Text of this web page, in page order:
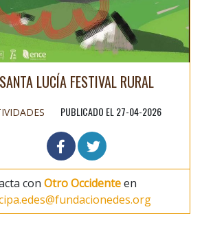
SANTA LUCÍA FESTIVAL RURAL
PUBLICADO EL 27-04-2026
con Otro Occidenteen